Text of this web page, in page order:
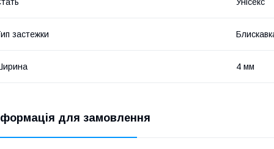
застежки
4 мм
для замовлення